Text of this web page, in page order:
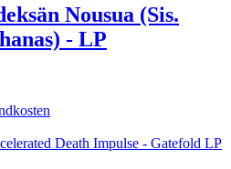
Nousua (Sis.
- LP